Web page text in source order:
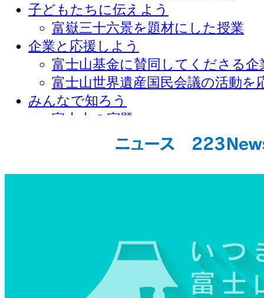
子どもたちに伝えよう
富嶽三十六景を題材にした授業
企業と応援しよう
富士山基金に賛同してくださる
富士山世界遺産国民会議の活動を
みんなで知ろう
富士山の宿題
富士山 - 芸術と文化の山
富士山会議の夏 2015